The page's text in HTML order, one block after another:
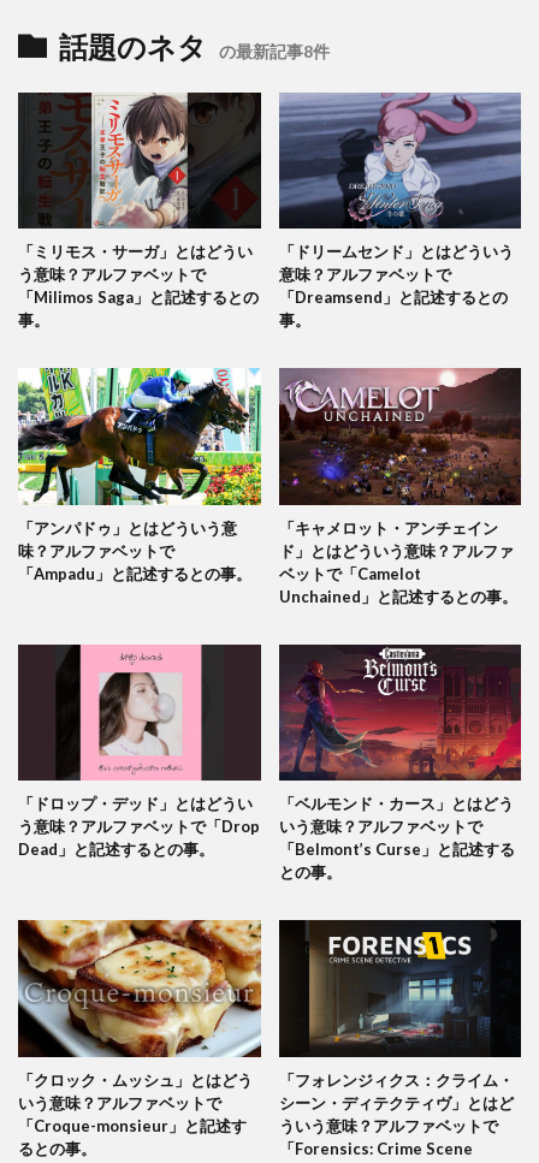
話題のネタ の最新記事8件
「ミリモス・サーガ」とはどうい
う意味？アルファベットで
「Milimos Saga」と記述するとの
事。
「ドリームセンド」とはどういう
意味？アルファベットで
「Dreamsend」と記述するとの
事。
「アンパドゥ」とはどういう意
味？アルファベットで
「Ampadu」と記述するとの事。
「キャメロット・アンチェイン
ド」とはどういう意味？アルファ
ベットで「Camelot
Unchained」と記述するとの事。
「ドロップ・デッド」とはどうい
う意味？アルファベットで「Drop
Dead」と記述するとの事。
「ベルモンド・カース」とはどう
いう意味？アルファベットで
「Belmont’s Curse」と記述する
との事。
「クロック・ムッシュ」とはどう
いう意味？アルファベットで
「Croque-monsieur」と記述す
るとの事。
「フォレンジィクス：クライム・
シーン・ディテクティヴ」とはど
ういう意味？アルファベットで
「Forensics: Crime Scene